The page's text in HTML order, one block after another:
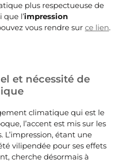
plus respectueuse de
que l’impression
vous rendre sur ce lien.
et nécessité de
climatique qui est le
l’accent est mis sur les
L’impression, étant une
vilipendée pour ses effets
cherche désormais à